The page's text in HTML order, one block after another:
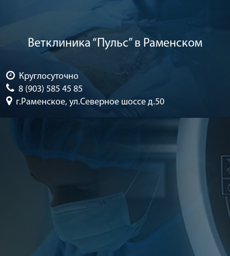
Ветклиника “Пульс” в Раменском
Круглосуточно
8 (903) 585 45 85
г.Раменское, ул.Северное шоссе д.50